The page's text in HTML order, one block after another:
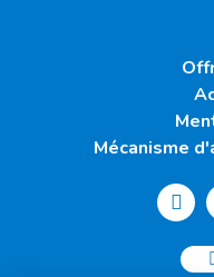
Mécanisme